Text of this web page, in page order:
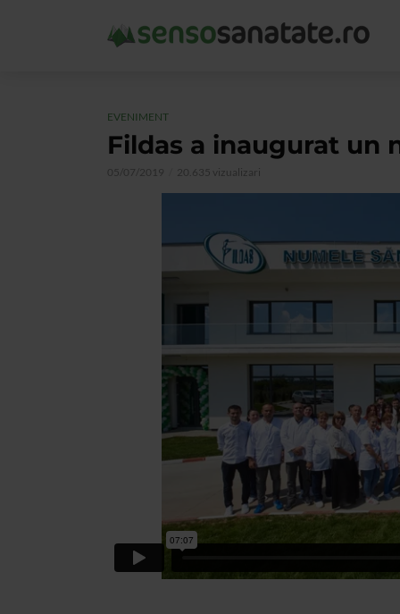
EVENIMENT
Fildas a inaugurat un
05/07/2019 20.635 vizualizari